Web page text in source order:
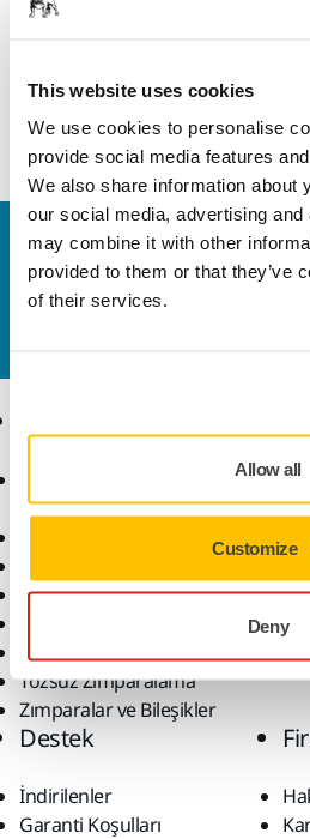
This website uses cookies
We use cookies to personalise
provide social media features
We also share information about
our social media, advertising
may combine it with other
provided to them or that they’ve
of their services.
Allow all
Customize
Deny
değiştirilmesini sağlayan yumuşak
olmadığına ve bu nedenle
olmadığına dikkat edin.
Bize Ulaşın
Daha fazla bilgi edinmek
iletişime geçin
Malzemeler
Öne Çıkanlar
Süper Aşındırıcılar
Tozsuz Zımparalama
Zımparalar ve Bileşikler
Destek
İndirilenler
Garanti Koşulları